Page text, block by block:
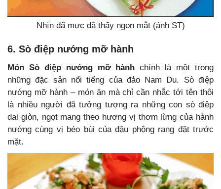
Nhìn đã mực đã thấy ngon mắt (ảnh ST)
6. Sò điệp nướng mỡ hành
Món Sò điệp nướng mỡ hành chính là một trong
những đặc sản nổi tiếng của đảo Nam Du. Sò điệp
nướng mỡ hành – món ăn mà chỉ cần nhắc tới tên thôi
là nhiều người đã tưởng tượng ra những con sò điệp
dai giòn, ngọt mang theo hương vị thơm lừng của hành
nướng cùng vị béo bùi của đậu phộng rang đặt trước
mặt.